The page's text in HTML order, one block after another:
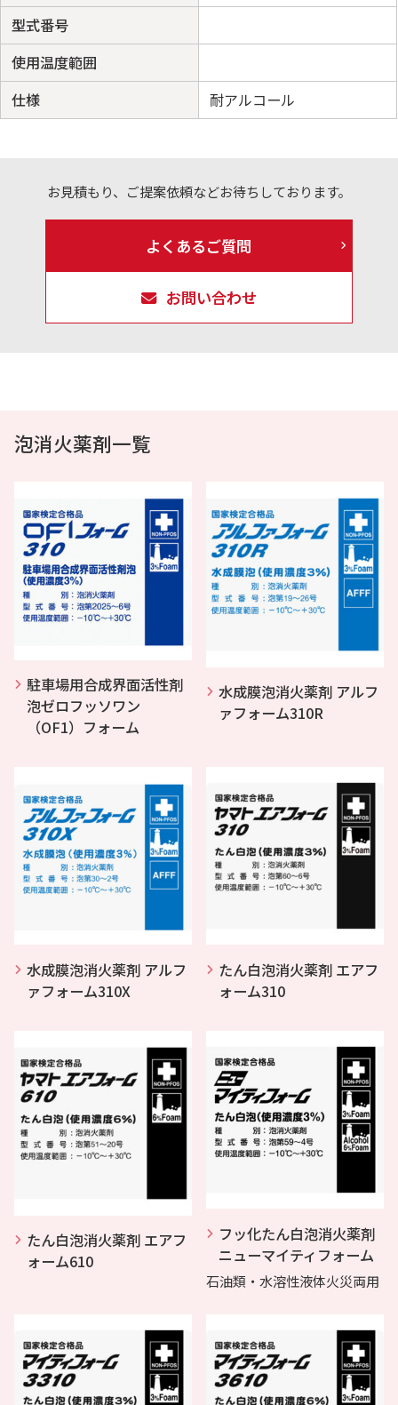
型式番号
使用温度範囲
仕様
耐アルコール
お見積もり、ご提案依頼などお待ちしております。
よくあるご質問
お問い合わせ
泡消火薬剤一覧
駐車場用合成界面活性剤
泡ゼロフッソワン
（OF1）フォーム
水成膜泡消火薬剤 アルフ
ァフォーム310R
水成膜泡消火薬剤 アルフ
ァフォーム310X
たん白泡消火薬剤 エアフ
ォーム310
たん白泡消火薬剤 エアフ
ォーム610
フッ化たん白泡消火薬剤
ニューマイティフォーム
石油類・水溶性液体火災両用